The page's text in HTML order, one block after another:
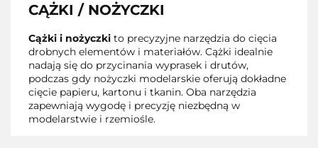
CĄŻKI / NOŻYCZKI
Cążki i nożyczki to precyzyjne narzędzia do cięcia
drobnych elementów i materiałów. Cążki idealnie
nadają się do przycinania wyprasek i drutów,
podczas gdy nożyczki modelarskie oferują dokładne
cięcie papieru, kartonu i tkanin. Oba narzędzia
zapewniają wygodę i precyzję niezbędną w
modelarstwie i rzemiośle.